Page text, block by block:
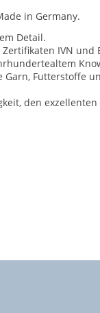
in Germany.
Detail.
IVN und
Futterstoffe
den